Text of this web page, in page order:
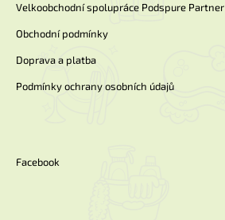
Velkoobchodní spolupráce Podspure Partner
Obchodní podmínky
Doprava a platba
Podmínky ochrany osobních údajů
Facebook